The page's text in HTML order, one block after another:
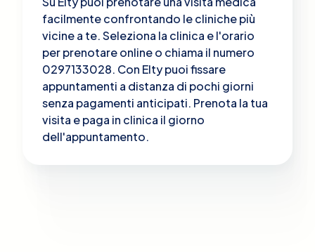
facilmente confrontando le cliniche più
vicine a te. Seleziona la clinica e l'orario
per prenotare online o chiama il numero
0297133028. Con Elty puoi fissare
appuntamenti a distanza di pochi giorni
senza pagamenti anticipati. Prenota la tua
visita e paga in clinica il giorno
dell'appuntamento.